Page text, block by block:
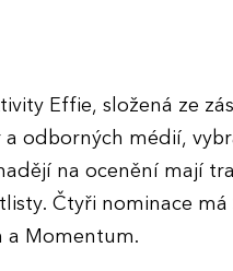
Effie, složená ze
odborných médií,
na ocenění mají
Čtyři nominace má
a Momentum.